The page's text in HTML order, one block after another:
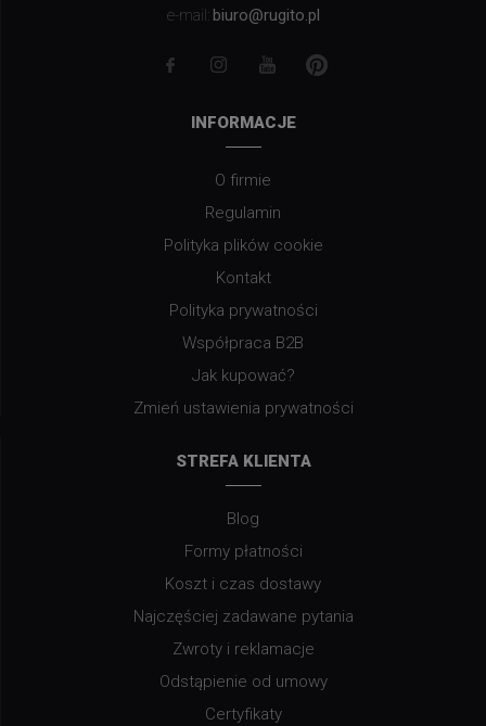
e-mail: biuro@rugito.pl
INFORMACJE
O firmie
Regulamin
Polityka plików cookie
Kontakt
Polityka prywatności
Współpraca B2B
Jak kupować?
Zmień ustawienia prywatności
STREFA KLIENTA
Blog
Formy płatności
Koszt i czas dostawy
Najczęściej zadawane pytania
Zwroty i reklamacje
Odstąpienie od umowy
Certyfikaty